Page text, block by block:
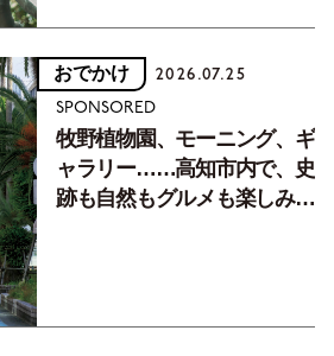
おでかけ 2026.07.25
SPONSORED
牧野植物園、モーニング、ギ
ャラリー……高知市内で、史
跡も自然もグルメも楽しみ尽